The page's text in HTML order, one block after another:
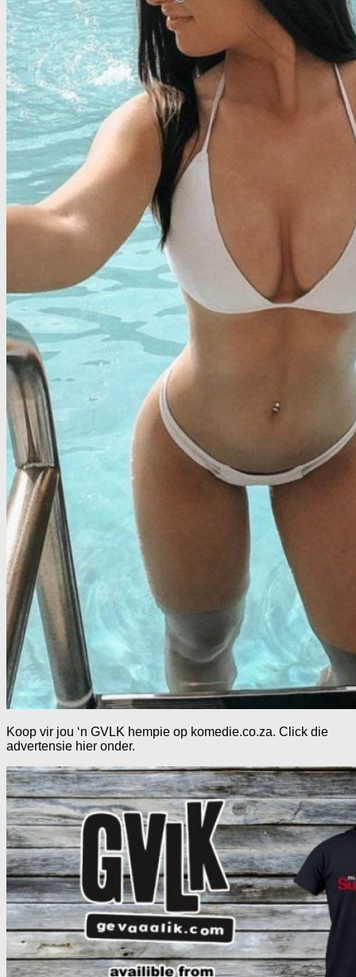
Koop vir jou ‘n GVLK hempie op komedie.co.za. Click die
advertensie hier onder.